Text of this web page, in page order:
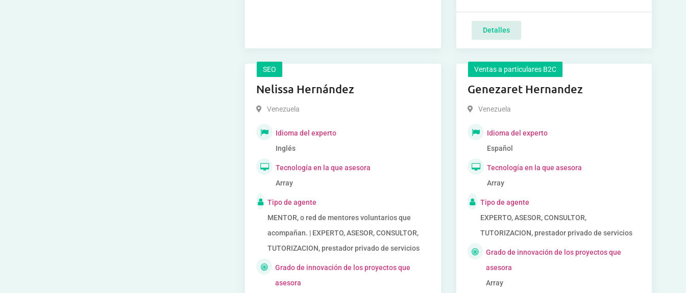
Detalles
SEO
Nelissa Hernández
Venezuela
Idioma del experto
Inglés
Tecnología en la que asesora
Array
Tipo de agente
MENTOR, o red de mentores voluntarios que
acompañan. | EXPERTO, ASESOR, CONSULTOR,
TUTORIZACION, prestador privado de servicios
Grado de innovación de los proyectos que
asesora
Ventas a particulares B2C
Genezaret Hernandez
Venezuela
Idioma del experto
Español
Tecnología en la que asesora
Array
Tipo de agente
EXPERTO, ASESOR, CONSULTOR,
TUTORIZACION, prestador privado de servicios
Grado de innovación de los proyectos que
asesora
Array